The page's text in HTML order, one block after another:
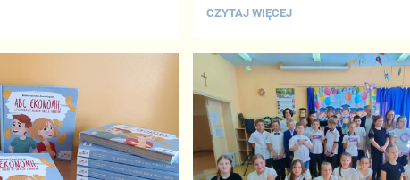
UROCZYSTE
CZYTAJ WIĘCEJ